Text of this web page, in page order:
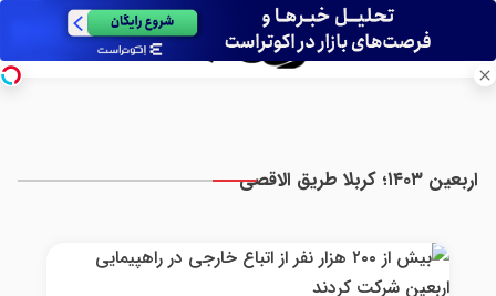
اربعین ۱۴۰۳؛ کربلا طریق الاقصی